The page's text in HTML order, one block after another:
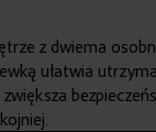
z dwiema
ułatwia